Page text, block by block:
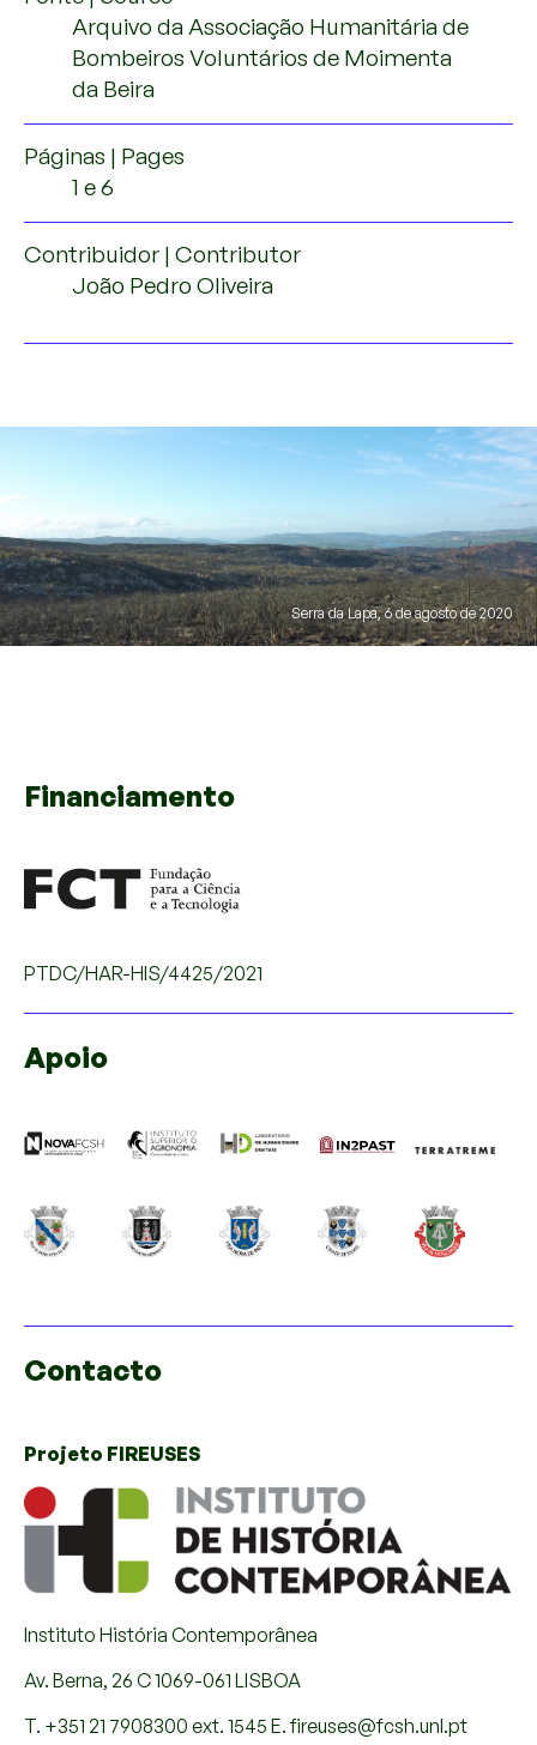
Arquivo da Associação Humanitária de
Bombeiros Voluntários de Moimenta
da Beira
Páginas | Pages
1 e 6
Contribuidor | Contributor
João Pedro Oliveira
Serra da Lapa, 6 de agosto de 2020
Financiamento
PTDC/HAR-HIS/4425/2021
Apoio
Contacto
Projeto FIREUSES
Instituto História Contemporânea
Av. Berna, 26 C 1069-061 LISBOA
T. +351 21 7908300 ext. 1545 E. fireuses@fcsh.unl.pt